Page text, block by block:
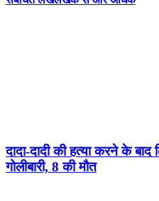
दादा-दादी की हत्या करने के
गोलीबारी, 8 की मौत